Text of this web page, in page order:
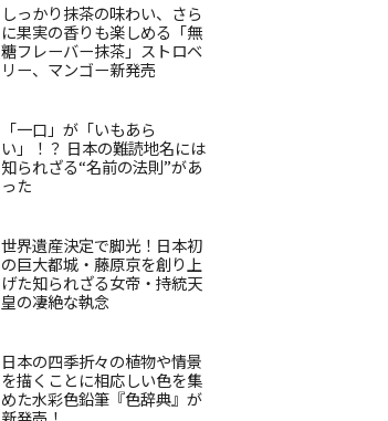
しっかり抹茶の味わい、さら
に果実の香りも楽しめる「無
糖フレーバー抹茶」ストロベ
リー、マンゴー新発売
「一口」が「いもあら
い」！？ 日本の難読地名には
知られざる“名前の法則”があ
った
世界遺産決定で脚光！日本初
の巨大都城・藤原京を創り上
げた知られざる女帝・持統天
皇の凄絶な執念
日本の四季折々の植物や情景
を描くことに相応しい色を集
めた水彩色鉛筆『色辞典』が